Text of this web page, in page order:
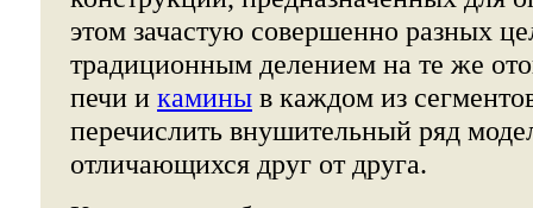
этом зачастую совершенно разных
традиционным делением на те же
печи и камины в каждом из
перечислить внушительный ряд
отличающихся друг от друга.